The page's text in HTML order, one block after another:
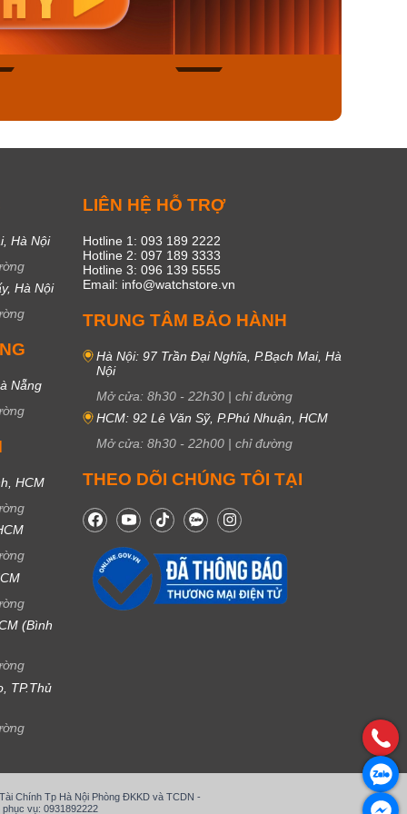
Hà Nội
Hà Nội
Nẵng
HCM
(Bình
TP.Thủ
LIÊN HỆ HỖ TRỢ
Hotline 1: 093 189 2222
Hotline 2: 097 189 3333
Hotline 3: 096 139 5555
Email: info@watchstore.vn
TRUNG TÂM BẢO HÀNH
Hà Nội: 97 Trần Đại Nghĩa, P.Bạch Mai, Hà
Nội
Mở cửa: 8h30 - 22h30 | chỉ đường
HCM: 92 Lê Văn Sỹ, P.Phú Nhuận, HCM
Mở cửa: 8h30 - 22h00 | chỉ đường
THEO DÕI CHÚNG TÔI TẠI
Chính Tp Hà Nội Phòng ĐKKD và TCDN -
vụ: 0931892222